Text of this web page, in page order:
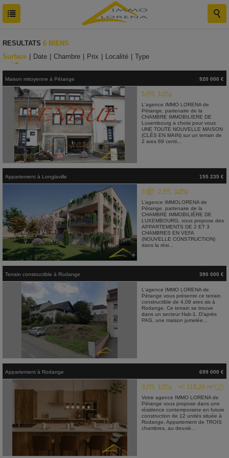
RESULTATS 6 BIENS
Surface
Date Chambre Prix Localité Type
Maison mitoyenne à Pétange 920 000 €
5 1
L'agence IMMO LORENA de
Pétange, partenaire de la
CHAMBRE IMMOBILIERE DE
Luxembourg a choisi pour vous
UNE TOUTE NOUVELLE MAISON
(CLÉS EN MAIN) sur un terrain de
2 ares 69 centi...
Appartement à Longlaville 155 235 €
3 2 1
L’agence IMMOLORENA de
Pétange, partenaire de la
CHAMBRE IMMOBILIÈRE DE
LUXEMBOURG, vous propose des
APPARTEMENTS DE 2 ET 3
CHAMBRES EN VEFA
(NOUVELLE CONSTRUCTION)
dans la rési...
Terrain constructible à Rodange 390 000 €
L'agence IMMO LORENA de
Pétange vous présente ce terrain
constructible de 4,08 ares sis à
Rodange. Ce terrain se trouve
dans un secteur Hab-1. D'après
PAG, une maison jumelée...
Appartement à Rodange 699 000 €
+/- 115,26 m²
3 1
Votre agence IMMO LORENA de
Pétange vous propose dans une
résidence contemporaine en future
construction de 12 unités située à
Rodange, Appartement de TROIS
chambres, au deuxiè...